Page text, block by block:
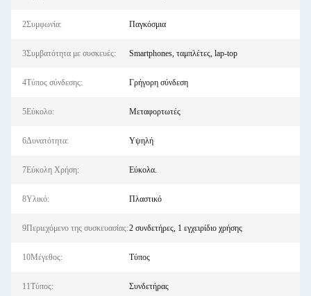
2Συμφωνία: Παγκόσμια
3Συμβατότητα με συσκευές: Smartphones, ταμπλέτες, lap-top
4Τύπος σύνδεσης: Γρήγορη σύνδεση
5Εύκολο: Μεταφορτωτές
6Δυνατότητα: Υψηλή
7Εύκολη Χρήση: Εύκολα.
8Υλικό: Πλαστικό
9Περιεχόμενο της συσκευασίας:2 συνδετήρες, 1 εγχειρίδιο χρήσης
10Μέγεθος: Τύπος
11Τύπος: Συνδετήρας